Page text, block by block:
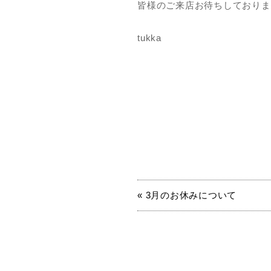
皆様のご来店お待ちしておりま
tukka
« 3月のお休みにつ